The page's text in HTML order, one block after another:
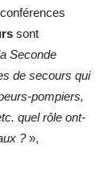
sont
Seconde
de secours qui
pompiers,
quel rôle ont-
?»,